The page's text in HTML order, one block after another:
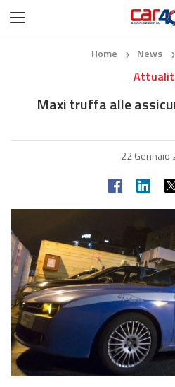
Home ❯ News ❯
Maxi truffa alle
22 Gennaio